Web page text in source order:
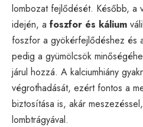
lombozat fejlődését. Később, a
idején, a foszfor és kálium
foszfor a gyökérfejlődéshez és
pedig a gyümölcsök
járul hozzá. A kalciumhiány
végrothadását, ezért fontos a
biztosítása is, akár
lombtrágyával.